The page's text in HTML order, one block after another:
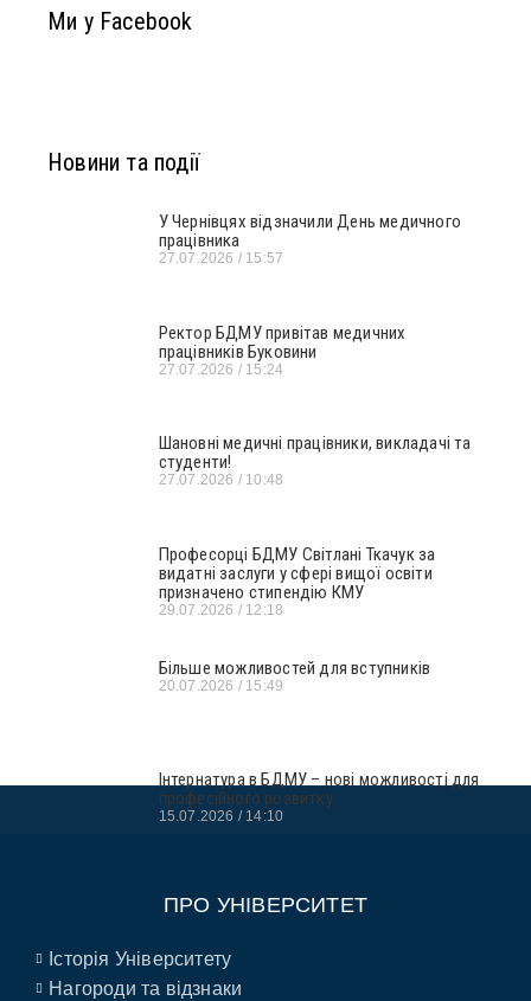
Ми у Facebook
Новини та події
У Чернівцях відзначили День медичного
працівника
27.07.2026 15:57
Ректор БДМУ привітав медичних
працівників Буковини
27.07.2026 15:24
Шановні медичні працівники, викладачі та
студенти!
27.07.2026 10:48
Професорці БДМУ Світлані Ткачук за
видатні заслуги у сфері вищої освіти
призначено стипендію КМУ
29.07.2026 12:18
Більше можливостей для вступників
20.07.2026 15:49
Інтернатура в БДМУ – нові можливості для
професійного розвитку
15.07.2026 14:10
ПРО УНІВЕРСИТЕТ
Історія Університету
Нагороди та відзнаки